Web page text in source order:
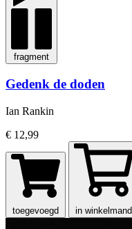
fragment
Gedenk de doden
Ian Rankin
€ 12,99
toegevoegd in winkelmand